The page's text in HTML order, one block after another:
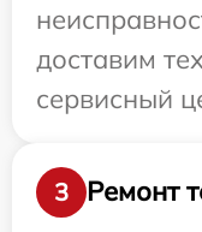
доставим
сервисный
3
Ремонт